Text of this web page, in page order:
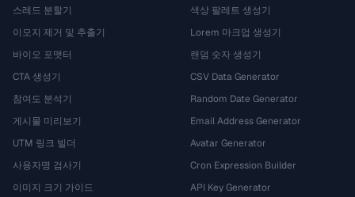
스레드 분할기
이모지 제거 및 추출기
바이오 포맷터
CTA 생성기
참여도 분석기
게시물 미리보기
UTM 링크 빌더
사용자명 검사기
이미지 크기 가이드
색상 팔레트 생성기
Lorem 마크업 생성기
랜덤 숫자 생성기
CSV Data Generator
Random Date Generator
Email Address Generator
Avatar Generator
Cron Expression Builder
API Key Generator